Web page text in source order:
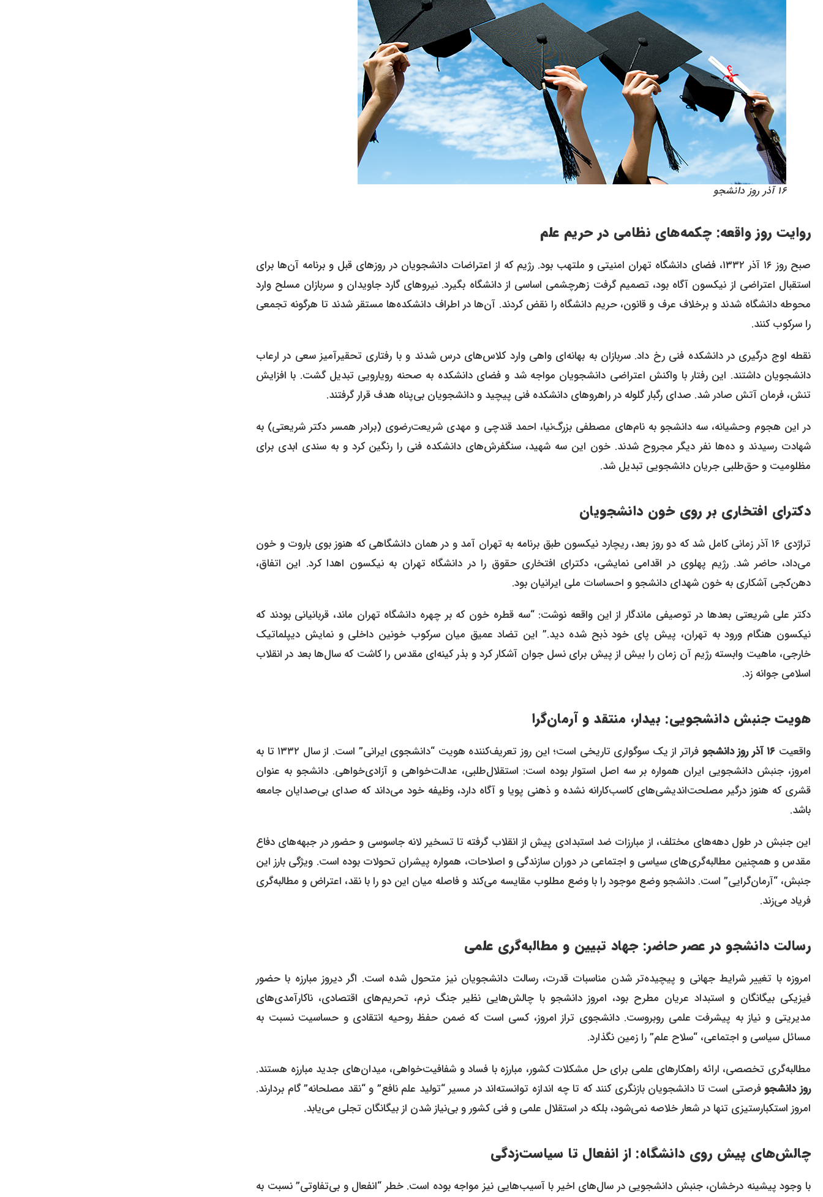
۱۶ آذر روز دانشجو
روایت روز واقعه: چکمه‌های نظامی در حریم علم
صبح روز ۱۶ آذر ۱۳۳۲، فضای دانشگاه تهران امنیتی و ملتهب بود. رژیم که از اعتراضات دانشجویان در روزهای قبل و برنامه آن‌ها برای
استقبال اعتراضی از نیکسون آگاه بود، تصمیم گرفت زهرچشمی اساسی از دانشگاه بگیرد. نیروهای گارد جاویدان و سربازان مسلح وارد
محوطه دانشگاه شدند و برخلاف عرف و قانون، حریم دانشگاه را نقض کردند. آن‌ها در اطراف دانشکده‌ها مستقر شدند تا هرگونه تجمعی
را سرکوب کنند.
نقطه اوج درگیری در دانشکده فنی رخ داد. سربازان به بهانه‌ای واهی وارد کلاس‌های درس شدند و با رفتاری تحقیرآمیز سعی در ارعاب
دانشجویان داشتند. این رفتار با واکنش اعتراضی دانشجویان مواجه شد و فضای دانشکده به صحنه رویارویی تبدیل گشت. با افزایش
تنش، فرمان آتش صادر شد. صدای رگبار گلوله در راهروهای دانشکده فنی پیچید و دانشجویان بی‌پناه هدف قرار گرفتند.
در این هجوم وحشیانه، سه دانشجو به نام‌های مصطفی بزرگ‌نیا، احمد قندچی و مهدی شریعت‌رضوی (برادر همسر دکتر شریعتی) به
شهادت رسیدند و ده‌ها نفر دیگر مجروح شدند. خون این سه شهید، سنگفرش‌های دانشکده فنی را رنگین کرد و به سندی ابدی برای
مظلومیت و حق‌طلبی جریان دانشجویی تبدیل شد.
دکترای افتخاری بر روی خون دانشجویان
تراژدی ۱۶ آذر زمانی کامل شد که دو روز بعد، ریچارد نیکسون طبق برنامه به تهران آمد و در همان دانشگاهی که هنوز بوی باروت و خون
می‌داد، حاضر شد. رژیم پهلوی در اقدامی نمایشی، دکترای افتخاری حقوق را در دانشگاه تهران به نیکسون اهدا کرد. این اتفاق،
دهن‌کجی آشکاری به خون شهدای دانشجو و احساسات ملی ایرانیان بود.
دکتر علی شریعتی بعدها در توصیفی ماندگار از این واقعه نوشت: “سه قطره خون که بر چهره دانشگاه تهران ماند، قربانیانی بودند که
نیکسون هنگام ورود به تهران، پیش پای خود ذبح شده دید.” این تضاد عمیق میان سرکوب خونین داخلی و نمایش دیپلماتیک
خارجی، ماهیت وابسته رژیم آن زمان را بیش از پیش برای نسل جوان آشکار کرد و بذر کینه‌ای مقدس را کاشت که سال‌ها بعد در انقلاب
اسلامی جوانه زد.
هویت جنبش دانشجویی: بیدار، منتقد و آرمان‌گرا
واقعیت ۱۶ آذر روز دانشجو
فراتر از یک سوگواری تاریخی است؛ این روز تعریف‌کننده هویت “دانشجوی ایرانی” است. از سال ۱۳۳۲ تا به
امروز، جنبش دانشجویی ایران همواره بر سه اصل استوار بوده است: استقلال‌طلبی، عدالت‌خواهی و آزادی‌خواهی. دانشجو به عنوان
قشری که هنوز درگیر مصلحت‌اندیشی‌های کاسب‌کارانه نشده و ذهنی پویا و آگاه دارد، وظیفه خود می‌داند که صدای بی‌صدایان جامعه
باشد.
این جنبش در طول دهه‌های مختلف، از مبارزات ضد استبدادی پیش از انقلاب گرفته تا تسخیر لانه جاسوسی و حضور در جبهه‌های دفاع
مقدس و همچنین مطالبه‌گری‌های سیاسی و اجتماعی در دوران سازندگی و اصلاحات، همواره پیشران تحولات بوده است. ویژگی بارز این
جنبش، “آرمان‌گرایی” است. دانشجو وضع موجود را با وضع مطلوب مقایسه می‌کند و فاصله میان این دو را با نقد، اعتراض و مطالبه‌گری
فریاد می‌زند.
رسالت دانشجو در عصر حاضر: جهاد تبیین و مطالبه‌گری علمی
امروزه با تغییر شرایط جهانی و پیچیده‌تر شدن مناسبات قدرت، رسالت دانشجویان نیز متحول شده است. اگر دیروز مبارزه با حضور
فیزیکی بیگانگان و استبداد عریان مطرح بود، امروز دانشجو با چالش‌هایی نظیر جنگ نرم، تحریم‌های اقتصادی، ناکارآمدی‌های
مدیریتی و نیاز به پیشرفت علمی روبروست. دانشجوی تراز امروز، کسی است که ضمن حفظ روحیه انتقادی و حساسیت نسبت به
مسائل سیاسی و اجتماعی، “سلاح علم” را زمین نگذارد.
مطالبه‌گری تخصصی، ارائه راهکارهای علمی برای حل مشکلات کشور، مبارزه با فساد و شفافیت‌خواهی، میدان‌های جدید مبارزه هستند.
روز دانشجوفرصتی است تا دانشجویان بازنگری کنند که تا چه اندازه توانسته‌اند در مسیر “تولید علم نافع” و “نقد مصلحانه” گام بردارند.
امروز استکبارستیزی تنها در شعار خلاصه نمی‌شود، بلکه در استقلال علمی و فنی کشور و بی‌نیاز شدن از بیگانگان تجلی می‌یابد.
چالش‌های پیش روی دانشگاه: از انفعال تا سیاست‌زدگی
با وجود پیشینه درخشان، جنبش دانشجویی در سال‌های اخیر با آسیب‌هایی نیز مواجه بوده است. خطر “انفعال و بی‌تفاوتی” نسبت به